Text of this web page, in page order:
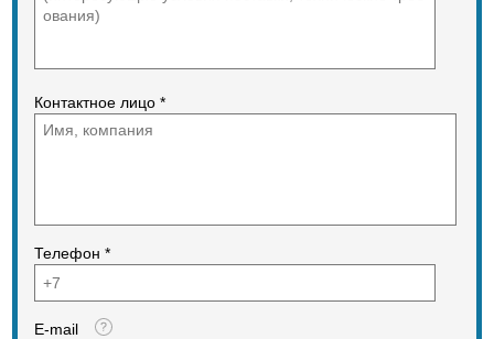
Контактное лицо *
Телефон *
E-mail